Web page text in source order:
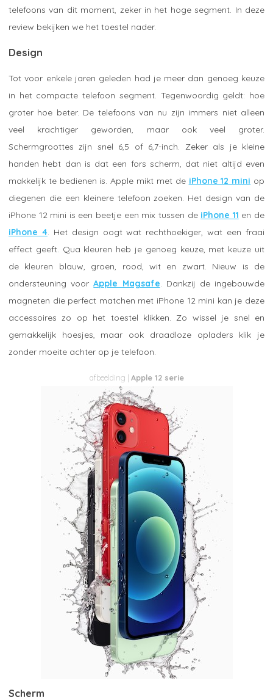
telefoons van dit moment, zeker in het hoge segment. In deze
review bekijken we het toestel nader.
Design
Tot voor enkele jaren geleden had je meer dan genoeg keuze
in het compacte telefoon segment. Tegenwoordig geldt: hoe
groter hoe beter. De telefoons van nu zijn immers niet alleen
veel krachtiger geworden, maar ook veel groter.
Schermgroottes zijn snel 6,5 of 6,7-inch. Zeker als je kleine
handen hebt dan is dat een fors scherm, dat niet altijd even
makkelijk te bedienen is. Apple mikt met de iPhone 12 mini op
diegenen die een kleinere telefoon zoeken. Het design van de
iPhone 12 mini is een beetje een mix tussen de iPhone 11 en de
iPhone 4. Het design oogt wat rechthoekiger, wat een fraai
effect geeft. Qua kleuren heb je genoeg keuze, met keuze uit
de kleuren blauw, groen, rood, wit en zwart. Nieuw is de
ondersteuning voorApple Magsafe. Dankzij de ingebouwde
magneten die perfect matchen met iPhone 12 mini kan je deze
accessoires zo op het toestel klikken. Zo wissel je snel en
gemakkelijk hoesjes, maar ook draadloze opladers klik je
zonder moeite achter op je telefoon.
Apple 12 serie
Scherm